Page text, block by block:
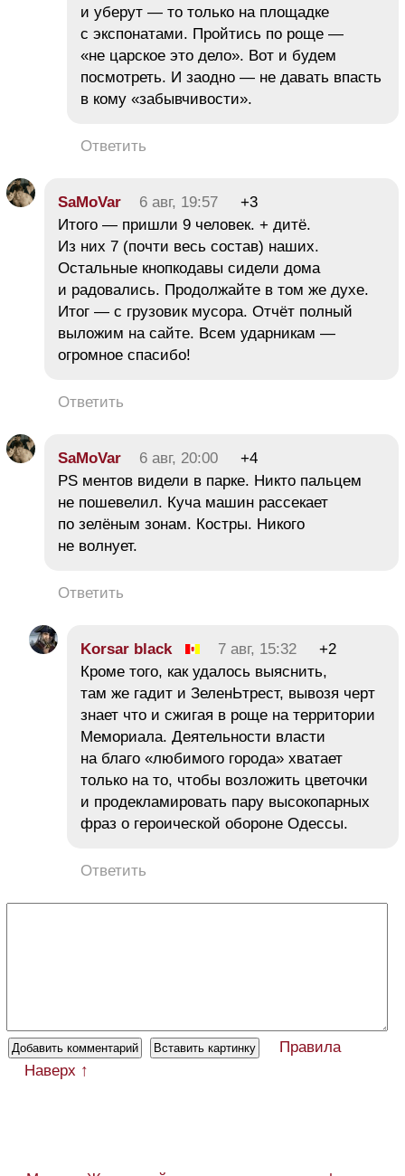
и уберут — то только на площадке
с экспонатами. Пройтись по роще —
«не царское это дело». Вот и будем
посмотреть. И заодно — не давать впасть
в кому «забывчивости».
Ответить
SaMoVar 6 авг, 19:57
+3
Итого — пришли 9 человек. + дитё.
Из них 7 (почти весь состав) наших.
Остальные кнопкодавы сидели дома
и радовались. Продолжайте в том же духе.
Итог — с грузовик мусора. Отчёт полный
выложим на сайте. Всем ударникам —
огромное спасибо!
Ответить
SaMoVar 6 авг, 20:00
+4
PS ментов видели в парке. Никто пальцем
не пошевелил. Куча машин рассекает
по зелёным зонам. Костры. Никого
не волнует.
Ответить
Korsar black 7 авг, 15:32
+2
Кроме того, как удалось выяснить,
там же гадит и ЗеленЬтрест, вывозя черт
знает что и сжигая в роще на территории
Мемориала. Деятельности власти
на благо «любимого города» хватает
только на то, чтобы возложить цветочки
и продекламировать пару высокопарных
фраз о героической обороне Одессы.
Ответить
Правила
Наверх ↑